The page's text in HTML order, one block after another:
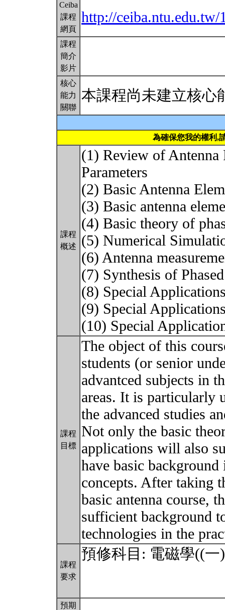
Ceiba
課程
網頁
http://ceiba.ntu.edu.tw/
課程
簡介
影片
核心
能力
關聯
本課程尚未建立核心
為確保您我的權利,
課程
概述
(1) Review of Antenna
Parameters
(2) Basic Antenna
(3) Basic antenna
(4) Basic theory of
(5) Numerical
(6) Antenna
(7) Synthesis of
(8) Special
(9) Special
(10) Special
課程
目標
The object of this
students (or senior
advantced subjects in
areas. It is particularly
the advanced studies
Not only the basic
applications will also
have basic background
concepts. After taking
basic antenna course,
sufficient background
technologies in the
課程
要求
預修科目: 電磁學((一
預期